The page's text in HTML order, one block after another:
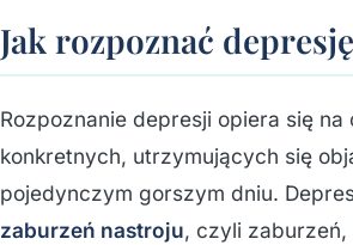
Jak rozpoznać
Rozpoznanie depresji opiera się na
konkretnych, utrzymujących się
pojedynczym gorszym dniu.
zaburzeń nastroju, czyli